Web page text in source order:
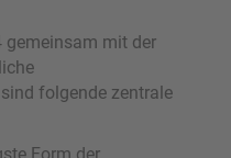
gemeinsam mit der
folgende zentrale